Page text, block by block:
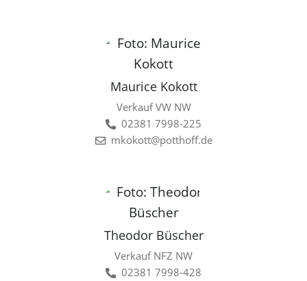
Maurice Kokott
Verkauf VW NW
02381 7998-225
mkokott@potthoff.de
Theodor Büscher
Verkauf NFZ NW
02381 7998-428